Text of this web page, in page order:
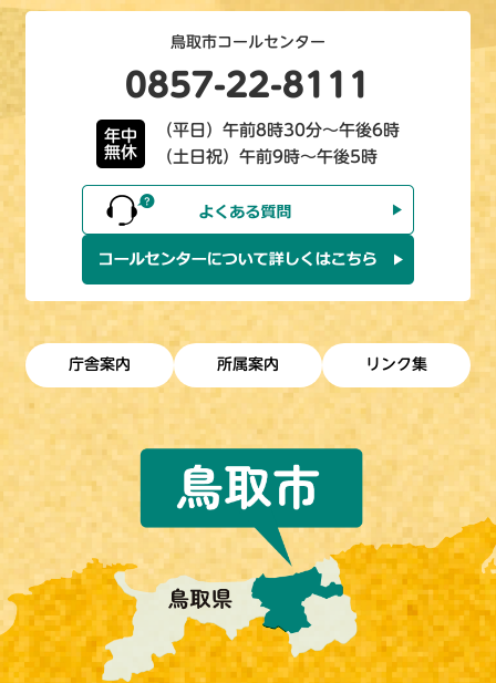
鳥取市コールセンター
0857-22-8111
年中
無休
（平日）午前8時30分～午後6時
（土日祝）午前9時～午後5時
庁舎案内 所属案内 リンク集